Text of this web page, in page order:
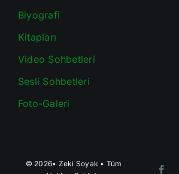
Biyografi
Kitapları
Video Sohbetleri
Sesli Sohbetleri
Foto-Galeri
© 2026• Zeki Soyak • Tüm